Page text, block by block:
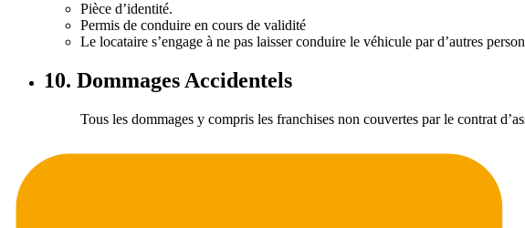
Pièce d’identité.
Permis de conduire en cours de validité
Le locataire s’engage à ne pas laisser conduire le véhicule par d’autres
10. Dommages Accidentels
Tous les dommages y compris les franchises non couvertes par le contrat